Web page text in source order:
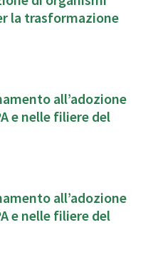
la trasformazione
all’adozione
e nelle filiere del
all’adozione
e nelle filiere del